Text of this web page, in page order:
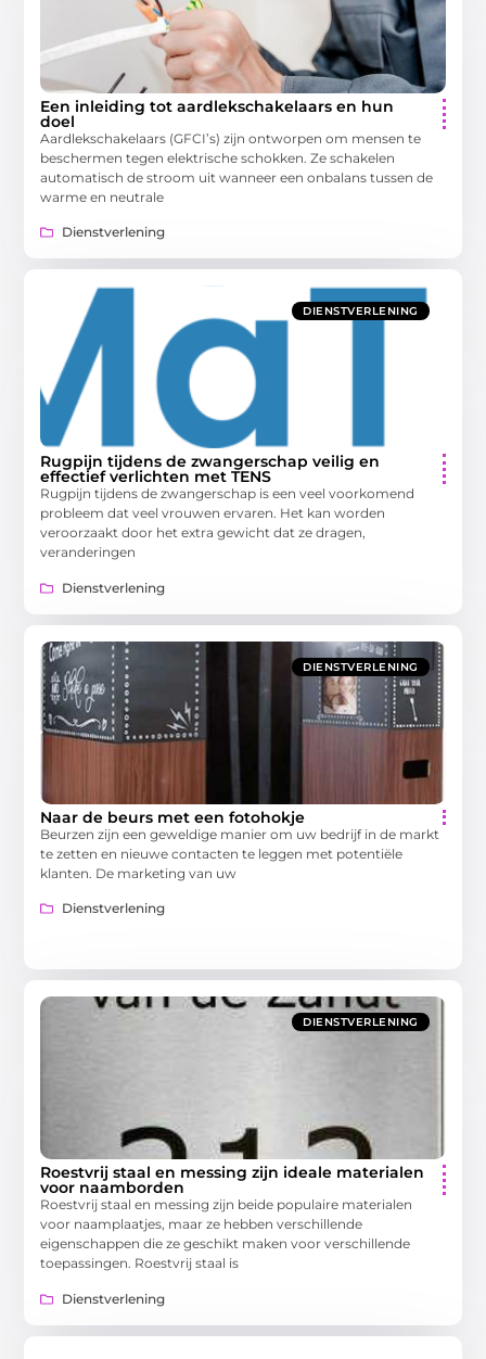
Een inleiding tot aardlekschakelaars en hun
doel
Aardlekschakelaars (GFCI’s) zijn ontworpen om mensen te
beschermen tegen elektrische schokken. Ze schakelen
automatisch de stroom uit wanneer een onbalans tussen de
warme en neutrale
Dienstverlening
DIENSTVERLENING
Rugpijn tijdens de zwangerschap veilig en
effectief verlichten met TENS
Rugpijn tijdens de zwangerschap is een veel voorkomend
probleem dat veel vrouwen ervaren. Het kan worden
veroorzaakt door het extra gewicht dat ze dragen,
veranderingen
Dienstverlening
DIENSTVERLENING
Naar de beurs met een fotohokje
Beurzen zijn een geweldige manier om uw bedrijf in de markt
te zetten en nieuwe contacten te leggen met potentiële
klanten. De marketing van uw
Dienstverlening
DIENSTVERLENING
Roestvrij staal en messing zijn ideale materialen
voor naamborden
Roestvrij staal en messing zijn beide populaire materialen
voor naamplaatjes, maar ze hebben verschillende
eigenschappen die ze geschikt maken voor verschillende
toepassingen. Roestvrij staal is
Dienstverlening